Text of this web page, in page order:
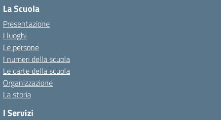
La Scuola
Presentazione
I luoghi
Le persone
I numeri della scuola
Le carte della scuola
Organizzazione
La storia
I Servizi